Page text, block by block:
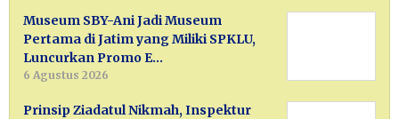
Museum SBY-Ani Jadi Museum
Pertama di Jatim yang Miliki SPKLU,
Luncurkan Promo E…
6 Agustus 2026
Prinsip Ziadatul Nikmah, Inspektur